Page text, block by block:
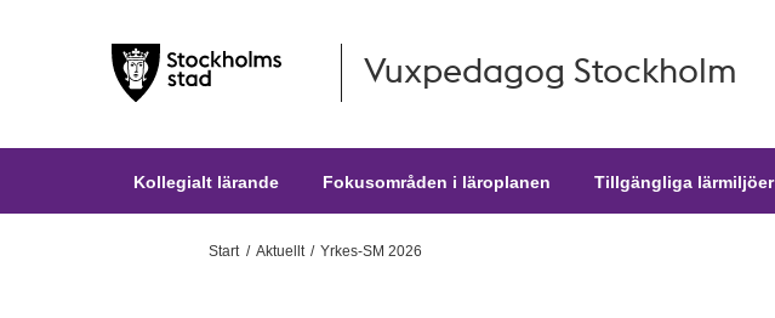
Hoppa till huvudinnehållet Vuxpedagog Stockholm
Kollegialt lärande Fokusområden i läroplanen Tillgängliga lärmiljöer
Start Aktuellt Yrkes-SM 2026